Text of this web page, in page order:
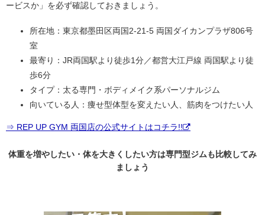
ービスか」を必ず確認しておきましょう。
所在地：東京都墨田区両国2-21-5 両国ダイカンプラザ806号
室
最寄り：JR両国駅より徒歩1分／都営大江戸線 両国駅より徒
歩6分
タイプ：太る専門・ボディメイク系パーソナルジム
向いている人：痩せ型体型を変えたい人、筋肉をつけたい人
⇒ REP UP GYM 両国店の公式サイトはコチラ!!
体重を増やしたい・体を大きくしたい方は専門型ジムも比較してみ
ましょう